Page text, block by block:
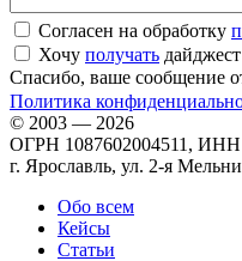
Согласен на обработку
Хочу получать
Спасибо, ваше сообщение
Политика
© 2003 — 2026
ОГРН 1087602004511, ИНН
г. Ярославль, ул. 2-я
Обо всем
Кейсы
Статьи